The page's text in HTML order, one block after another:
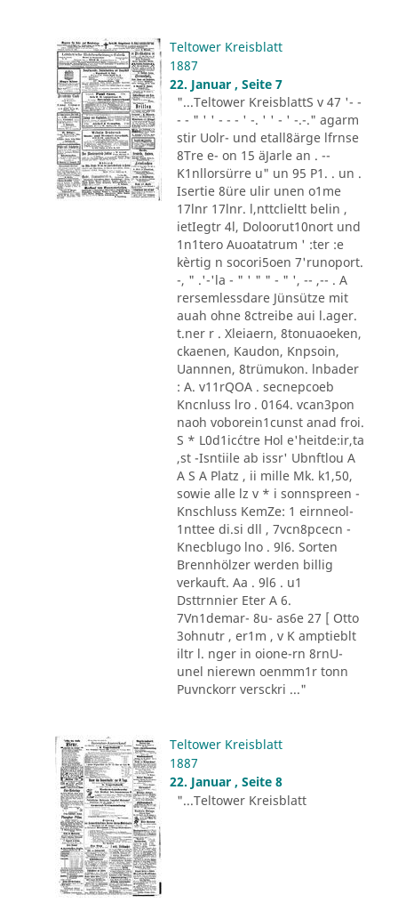
Teltower Kreisblatt
1887
22. Januar , Seite 7
"...Teltower KreisblattS v 47 '- -
- - " ' ' - - - ' -. ' ' - ' -.-." agarm
stir Uolr- und etall8ärge lfrnse
8Tre e- on 15 äJarle an . --
K1nllorsürre u" un 95 P1. . un .
Isertie 8üre ulir unen o1me
17lnr 17lnr. l,nttclieltt belin ,
ietIegtr 4l, Doloorut10nort und
1n1tero Auoatatrum ' :ter :e
kèrtig n socori5oen 7'runoport.
-, " .'-'la - " ' " " - " ', -- ,-- . A
rersemlessdare Jünsütze mit
auah ohne 8ctreibe aui l.ager.
t.ner r . Xleiaern, 8tonuaoeken,
ckaenen, Kaudon, Knpsoin,
Uannnen, 8trümukon. lnbader
: A. v11rQOA . secnepcoeb
Kncnluss lro . 0164. vcan3pon
naoh voborein1cunst anad froi.
S * L0d1ic´ctre Hol e'heitde:ir,ta
,st -Isntiile ab issr' Ubnftlou A
A S A Platz , ii mille Mk. k1,50,
sowie alle lz v * i sonnspreen -
Knschluss KemZe: 1 eirnneol-
1nttee di.si dll , 7vcn8pcecn -
Knecblugo lno . 9l6. Sorten
Brennhölzer werden billig
verkauft. Aa . 9l6 . u1
Dsttrnnier Eter A 6.
7Vn1demar- 8u- as6e 27 [ Otto
3ohnutr , er1m , v K amptieblt
iltr l. nger in oione-rn 8rnU-
unel nierewn oenmm1r tonn
Puvnckorr versckri ..."
Teltower Kreisblatt
1887
22. Januar , Seite 8
"...Teltower Kreisblatt